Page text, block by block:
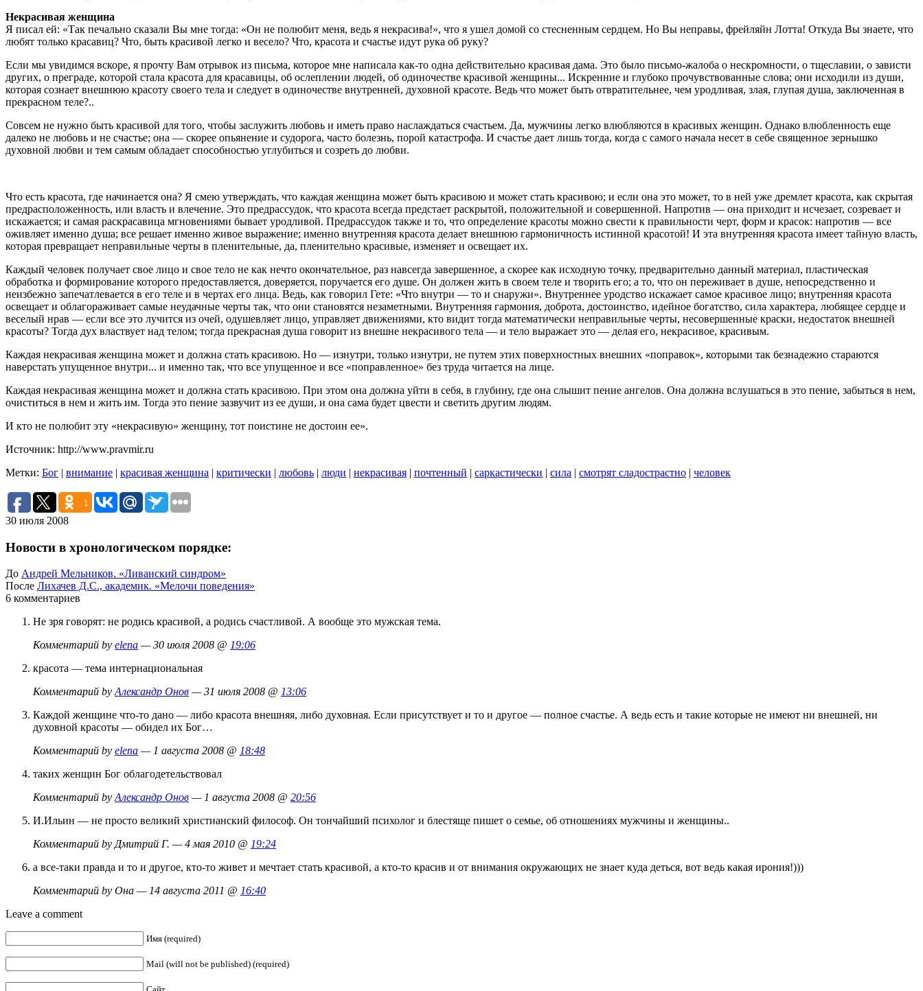
Некрасивая женщина
Я писал ей: «Так печально сказали Вы мне тогда: «Он не полюбит меня, ведь я некрасива!», что я ушел домой со стесненным сердцем. Но Вы неправы, фрейляйн Лотта! Откуда Вы знаете, что
любят только красавиц? Что, быть красивой легко и весело? Что, красота и счастье идут рука об руку?
Если мы увидимся вскоре, я прочту Вам отрывок из письма, которое мне написала как-то одна действительно красивая дама. Это было письмо-жалоба о нескромности, о тщеславии, о зависти
других, о преграде, которой стала красота для красавицы, об ослеплении людей, об одиночестве красивой женщины... Искренние и глубоко прочувствованные слова; они исходили из души,
которая сознает внешнюю красоту своего тела и следует в одиночестве внутренней, духовной красоте. Ведь что может быть отвратительнее, чем уродливая, злая, глупая душа, заключенная в
прекрасном теле?..
Совсем не нужно быть красивой для того, чтобы заслужить любовь и иметь право наслаждаться счастьем. Да, мужчины легко влюбляются в красивых женщин. Однако влюбленность еще
далеко не любовь и не счастье; она — скорее опьянение и судорога, часто болезнь, порой катастрофа. И счастье дает лишь тогда, когда с самого начала несет в себе священное зернышко
духовной любви и тем самым обладает способностью углубиться и созреть до любви.
Что есть красота, где начинается она? Я смею утверждать, что каждая женщина может быть красивою и может стать красивою; и если она это может, то в ней уже дремлет красота, как скрытая
предрасположенность, или власть и влечение. Это предрассудок, что красота всегда предстает раскрытой, положительной и совершенной. Напротив — она приходит и исчезает, созревает и
искажается; и самая раскрасавица мгновениями бывает уродливой. Предрассудок также и то, что определение красоты можно свести к правильности черт, форм и красок: напротив — все
оживляет именно душа; все решает именно живое выражение; именно внутренняя красота делает внешнюю гармоничность истинной красотой! И эта внутренняя красота имеет тайную власть,
которая превращает неправильные черты в пленительные, да, пленительно красивые, изменяет и освещает их.
Каждый человек получает свое лицо и свое тело не как нечто окончательное, раз навсегда завершенное, а скорее как исходную точку, предварительно данный материал, пластическая
обработка и формирование которого предоставляется, доверяется, поручается его душе. Он должен жить в своем теле и творить его; а то, что он переживает в душе, непосредственно и
неизбежно запечатлевается в его теле и в чертах его лица. Ведь, как говорил Гете: «Что внутри — то и снаружи». Внутреннее уродство искажает самое красивое лицо; внутренняя красота
освещает и облагораживает самые неудачные черты так, что они становятся незаметными. Внутренняя гармония, доброта, достоинство, идейное богатство, сила характера, любящее сердце и
веселый нрав — если все это лучится из очей, одушевляет лицо, управляет движениями, кто видит тогда математически неправильные черты, несовершенные краски, недостаток внешней
красоты? Тогда дух властвует над телом; тогда прекрасная душа говорит из внешне некрасивого тела — и тело выражает это — делая его, некрасивое, красивым.
Каждая некрасивая женщина может и должна стать красивою. Но — изнутри, только изнутри, не путем этих поверхностных внешних «поправок», которыми так безнадежно стараются
наверстать упущенное внутри... и именно так, что все упущенное и все «поправленное» без труда читается на лице.
Каждая некрасивая женщина может и должна стать красивою. При этом она должна уйти в себя, в глубину, где она слышит пение ангелов. Она должна вслушаться в это пение, забыться в нем,
очиститься в нем и жить им. Тогда это пение зазвучит из ее души, и она сама будет цвести и светить другим людям.
И кто не полюбит эту «некрасивую» женщину, тот поистине не достоин ее».
Источник: http://www.pravmir.ru
Метки: Бог | внимание | красивая женщина | критически | любовь | люди | некрасивая | почтенный | саркастически | сила | смотрят сладострастно | человек
1
30 июля 2008
Новости в хронологическом порядке:
До Андрей Мельников. «Ливанский синдром»
После Лихачев Д.С., академик. «Мелочи поведения»
6 комментариев
Не зря говорят: не родись красивой, а родись счастливой. А вообще это мужская тема.
Комментарий by elena — 30 июля 2008 @ 19:06
красота — тема интернациональная
Комментарий by Александр Онов — 31 июля 2008 @ 13:06
Каждой женщине что-то дано — либо красота внешняя, либо духовная. Если присутствует и то и другое — полное счастье. А ведь есть и такие которые не имеют ни внешней, ни
духовной красоты — обидел их Бог…
Комментарий by elena — 1 августа 2008 @ 18:48
таких женщин Бог облагодетельствовал
Комментарий by Александр Онов — 1 августа 2008 @ 20:56
И.Ильин — не просто великий христианский философ. Он тончайший психолог и блестяще пишет о семье, об отношениях мужчины и женщины..
Комментарий by Дмитрий Г. — 4 мая 2010 @ 19:24
а все-таки правда и то и другое, кто-то живет и мечтает стать красивой, а кто-то красив и от внимания окружающих не знает куда деться, вот ведь какая ирония!)))
Комментарий by Она — 14 августа 2011 @ 16:40
Leave a comment
Имя (required)
Mail (will not be published) (required)